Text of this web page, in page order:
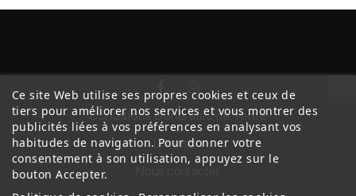
Conditions Générales de Vente
Livraison
Nous contacter
Ce site Web utilise ses propres cookies et ceux de
tiers pour améliorer nos services et vous montrer des
publicités liées à vos préférences en analysant vos
habitudes de navigation. Pour donner votre
consentement à son utilisation, appuyez sur le
bouton Accepter.